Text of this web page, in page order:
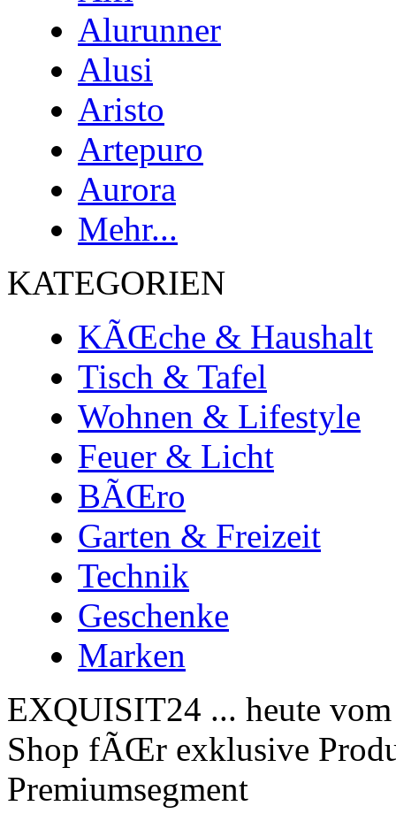
Alurunner
Alusi
Aristo
Artepuro
Aurora
Mehr...
KATEGORIEN
KÃŒche & Haushalt
Tisch & Tafel
Wohnen & Lifestyle
Feuer & Licht
BÃŒro
Garten & Freizeit
Technik
Geschenke
Marken
EXQUISIT24 ... heute
Shop fÃŒr exklusive
Premiumsegment